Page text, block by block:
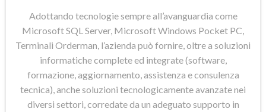
Adottando tecnologie sempre all’avanguardia come
Microsoft SQL Server, Microsoft Windows Pocket PC,
Terminali Orderman, l’azienda può fornire, oltre a soluzioni
informatiche complete ed integrate (software,
formazione, aggiornamento, assistenza e consulenza
tecnica), anche soluzioni tecnologicamente avanzate nei
diversi settori, corredate da un adeguato supporto in